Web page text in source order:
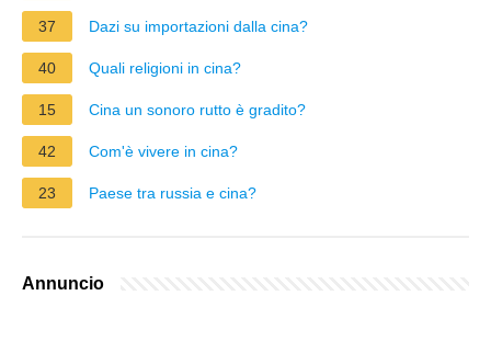
37 Dazi su importazioni dalla cina?
40 Quali religioni in cina?
15 Cina un sonoro rutto è gradito?
42 Com'è vivere in cina?
23 Paese tra russia e cina?
Annuncio